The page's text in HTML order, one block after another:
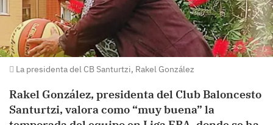
La presidenta del CB Santurtzi, Rakel González
Rakel González, presidenta del Club Baloncesto
Santurtzi, valora como “muy buena” la